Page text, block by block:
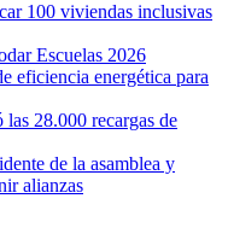
100 viviendas inclusivas
Escuelas 2026
eficiencia energética para
28.000 recargas de
de la asamblea y
alianzas